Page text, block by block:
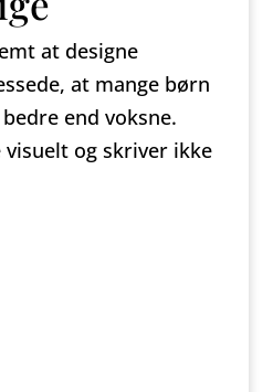
at designe
at mange børn
end voksne.
og skriver ikke